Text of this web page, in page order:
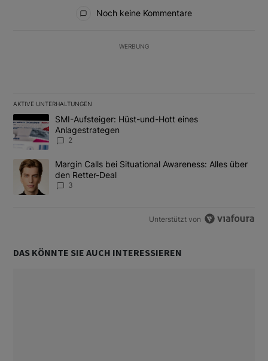
Noch keine Kommentare
WERBUNG
AKTIVE UNTERHALTUNGEN
Das Folgende ist eine Liste der am meisten kommentierten
Ein Trendartikel mit dem Titel "SMI-Aufsteiger: Hüst-und-Hott
SMI-Aufsteiger: Hüst-und-Hott eines
Anlagestrategen
2
Ein Trendartikel mit dem Titel "Margin Calls bei Situational
Margin Calls bei Situational Awareness: Alles über
den Retter-Deal
3
Unterstützt von
DAS KÖNNTE SIE AUCH INTERESSIEREN